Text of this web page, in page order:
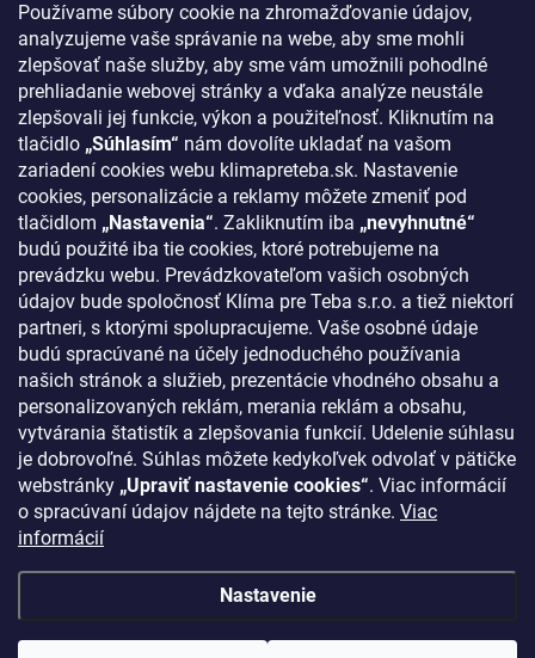
Používame súbory cookie na zhromažďovanie údajov,
analyzujeme vaše správanie na webe, aby sme mohli
zlepšovať naše služby, aby sme vám umožnili pohodlné
prehliadanie webovej stránky a vďaka analýze neustále
zlepšovali jej funkcie, výkon a použiteľnosť. Kliknutím na
tlačidlo „Súhlasím“ nám dovolíte ukladať na vašom
zariadení cookies webu klimapreteba.sk. Nastavenie
cookies, personalizácie a reklamy môžete zmeniť pod
tlačidlom „Nastavenia“. Zakliknutím iba „nevyhnutné“
budú použité iba tie cookies, ktoré potrebujeme na
prevádzku webu. Prevádzkovateľom vašich osobných
údajov bude spoločnosť Klíma pre Teba s.r.o. a tiež niektorí
partneri, s ktorými spolupracujeme. Vaše osobné údaje
budú spracúvané na účely jednoduchého používania
našich stránok a služieb, prezentácie vhodného obsahu a
personalizovaných reklám, merania reklám a obsahu,
vytvárania štatistík a zlepšovania funkcií. Udelenie súhlasu
je dobrovoľné. Súhlas môžete kedykoľvek odvolať v pätičke
webstránky „Upraviť nastavenie cookies“. Viac informácií
o spracúvaní údajov nájdete na tejto stránke. Viac
informácií
Nastavenie
Blog - najnovšie články
Obchodné podmienky
Podmienky ochrany osobných údajov
Odstúpenie od zmluvy
Kontakty
KONTAKT
klima@klimapreteba.sk
0907 044 080
https://www.facebook.com/klimapreteba.sk
klimapreteba
https://www.youtube.com/@klimapreteba
nastavenie cookies